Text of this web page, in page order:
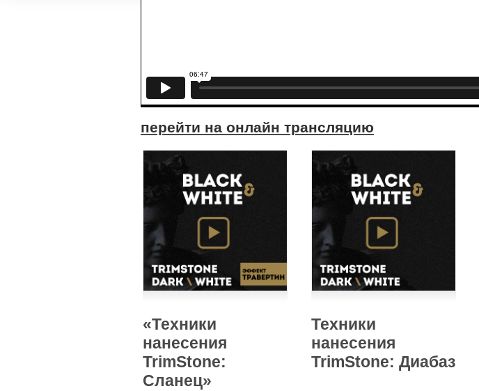
перейти на онлайн трансляцию
«Техники
нанесения
TrimStone:
Сланец»
Техники
нанесения
TrimStone: Диабаз